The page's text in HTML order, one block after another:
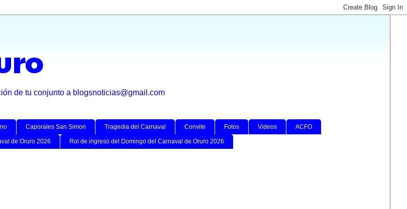
de tu conjunto a blogsnoticias@gmail.com
Caporales San Simon Tragedia del Carnaval Convite Fotos Videos ACFO
de Oruro 2026 Rol de ingreso del Domingo del Carnaval de Oruro 2026